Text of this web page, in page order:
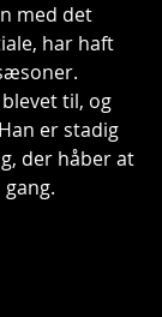
med det
har haft
til, og
er stadig
der håber at